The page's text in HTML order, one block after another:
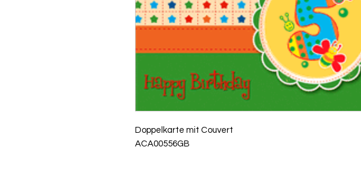
Doppelkarte mit Couvert
ACA00556GB